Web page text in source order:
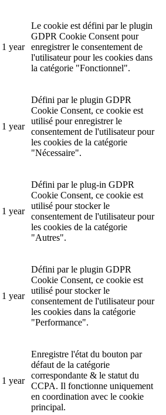
1 year
Le cookie est défini par le plugin
GDPR Cookie Consent pour
enregistrer le consentement de
l'utilisateur pour les cookies dans
la catégorie "Fonctionnel".
1 year
Défini par le plugin GDPR
Cookie Consent, ce cookie est
utilisé pour enregistrer le
consentement de l'utilisateur pour
les cookies de la catégorie
"Nécessaire".
1 year
Défini par le plug-in GDPR
Cookie Consent, ce cookie est
utilisé pour stocker le
consentement de l'utilisateur pour
les cookies de la catégorie
"Autres".
1 year
Défini par le plugin GDPR
Cookie Consent, ce cookie est
utilisé pour stocker le
consentement de l'utilisateur pour
les cookies dans la catégorie
"Performance".
1 year
Enregistre l'état du bouton par
défaut de la catégorie
correspondante & le statut du
CCPA. Il fonctionne uniquement
en coordination avec le cookie
principal.